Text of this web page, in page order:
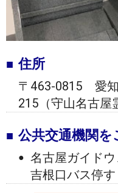
住所
〒463-0815 愛
215（守山名古屋
公共交通機関
名古屋ガイド
吉根口バス停す